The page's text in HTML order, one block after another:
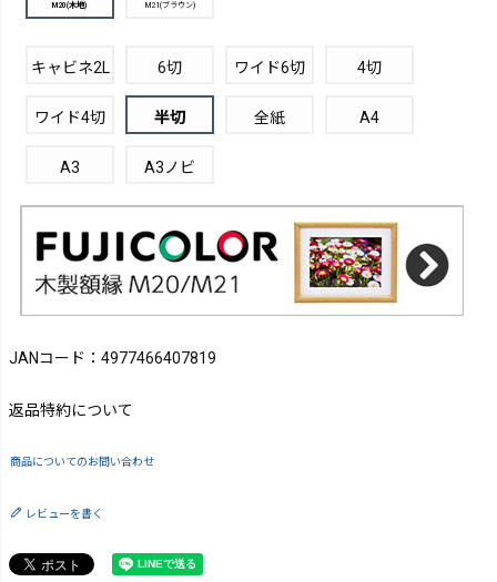
M20(木地) M21(ブラウン)
キャビネ2L 6切 ワイド6切 4切
ワイド4切 半切 全紙 A4
A3 A3ノビ
JANコード：4977466407819
返品特約について
商品についてのお問い合わせ
レビューを書く